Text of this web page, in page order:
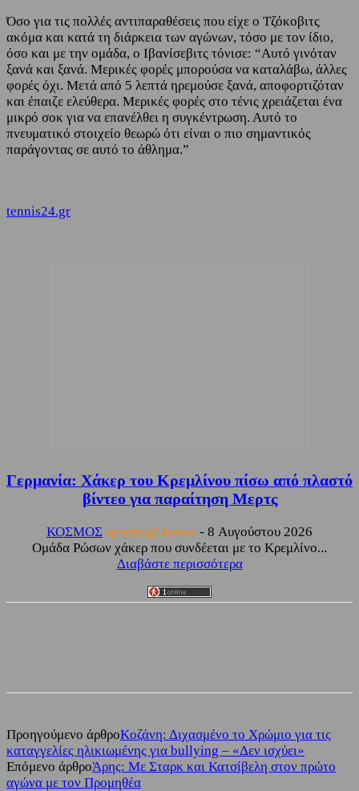
Όσο για τις πολλές αντιπαραθέσεις που είχε ο Τζόκοβιτς
ακόμα και κατά τη διάρκεια των αγώνων, τόσο με τον ίδιο,
όσο και με την ομάδα, ο Ιβανίσεβιτς τόνισε: “Αυτό γινόταν
ξανά και ξανά. Μερικές φορές μπορούσα να καταλάβω, άλλες
φορές όχι. Μετά από 5 λεπτά ηρεμούσε ξανά, αποφορτιζόταν
και έπαιζε ελεύθερα. Μερικές φορές στο τένις χρειάζεται ένα
μικρό σοκ για να επανέλθει η συγκέντρωση. Αυτό το
πνευματικό στοιχείο θεωρώ ότι είναι ο πιο σημαντικός
παράγοντας σε αυτό το άθλημα.”
tennis24.gr
Γερμανία: Χάκερ του Κρεμλίνου πίσω από πλαστό
βίντεο για παραίτηση Μερτς
ΚΟΣΜΟΣ sporting24news - 8 Αυγούστου 2026
Ομάδα Ρώσων χάκερ που συνδέεται με το Κρεμλίνο...
Διαβάστε περισσότερα
Προηγούμενο άρθροΚοζάνη: Διχασμένο το Χρώμιο για τις
καταγγελίες ηλικιωμένης για bullying – «Δεν ισχύει»
Επόμενο άρθροΆρης: Με Σταρκ και Κατσίβελη στον πρώτο
αγώνα με τον Προμηθέα